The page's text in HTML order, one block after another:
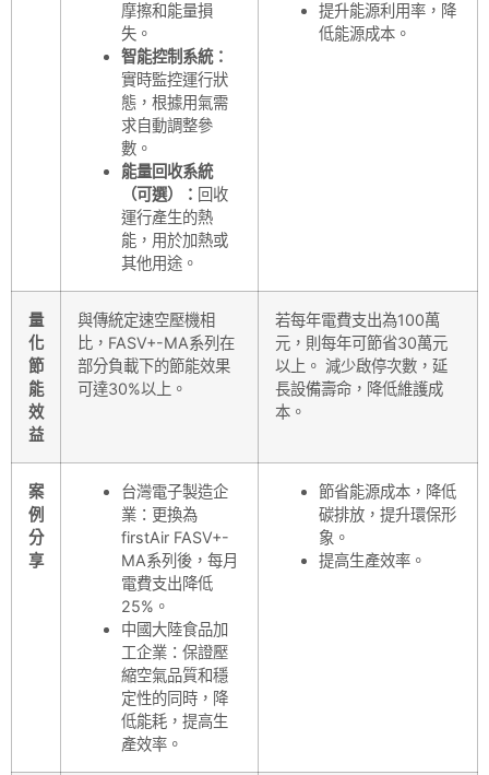
摩擦和能量損
失。
智能控制系統：
實時監控運行狀
態，根據用氣需
求自動調整參
數。
能量回收系統
（可選）： 回收
運行產生的熱
能，用於加熱或
其他用途。
提升能源利用率，降
低能源成本。
量
化
節
能
效
益
與傳統定速空壓機相
比，FASV+-MA系列在
部分負載下的節能效果
可達30%以上。
若每年電費支出為100萬
元，則每年可節省30萬元
以上。 減少啟停次數，延
長設備壽命，降低維護成
本。
案
例
分
享
台灣電子製造企
業：更換為
firstAir FASV+-
MA系列後，每月
電費支出降低
25%。
中國大陸食品加
工企業：保證壓
縮空氣品質和穩
定性的同時，降
低能耗，提高生
產效率。
節省能源成本，降低
碳排放，提升環保形
象。
提高生產效率。